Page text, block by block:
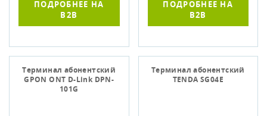
ПОДРОБНЕЕ НА
B2B
ПОДРОБНЕЕ НА
B2B
Терминал абонентский
GPON ONT D-Link DPN-
101G
Терминал абонентский
TENDA SG04E